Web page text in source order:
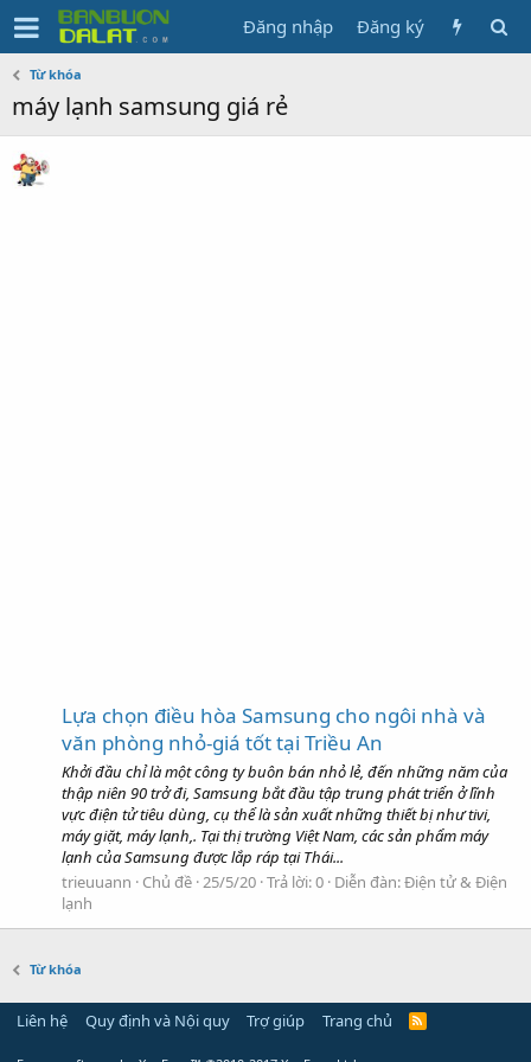
Đăng nhập Đăng ký
Từ khóa
máy lạnh samsung giá rẻ
Lựa chọn điều hòa Samsung cho ngôi nhà và
văn phòng nhỏ-giá tốt tại Triều An
Khởi đầu chỉ là một công ty buôn bán nhỏ lẻ, đến những năm của
thập niên 90 trở đi, Samsung bắt đầu tập trung phát triển ở lĩnh
vực điện tử tiêu dùng, cụ thể là sản xuất những thiết bị như tivi,
máy giặt, máy lạnh,. Tại thị trường Việt Nam, các sản phẩm máy
lạnh của Samsung được lắp ráp tại Thái...
trieuuann
Chủ đề 25/5/20 Trả lời: 0 Diễn đàn:Điện tử & Điện
lạnh
Từ khóa
Liên hệ Quy định và Nội quy Trợ giúp Trang chủ